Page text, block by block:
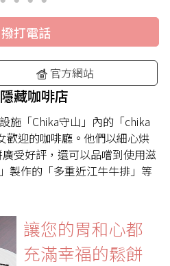
撥打電話
官方網站
藏咖啡店
施「Chika守山」內的「chika
歡迎的咖啡廳。他們以細心烘
受好評，還可以品嚐到使用滋
製作的「多重近江牛牛排」等
讓您的胃和心都
充滿幸福的鬆餅